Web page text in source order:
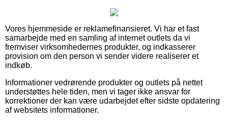
Vores hjemmeside er reklamefinansieret. Vi har et fast
samarbejde med en samling af internet outlets da vi
fremviser virksomhedernes produkter, og indkasserer
provision om den person vi sender videre realiserer et
indkøb.
Informationer vedrørende produkter og outlets på nettet
understøttes hele tiden, men vi tager ikke ansvar for
korrektioner der kan være udarbejdet efter sidste opdatering
af websitets informationer.